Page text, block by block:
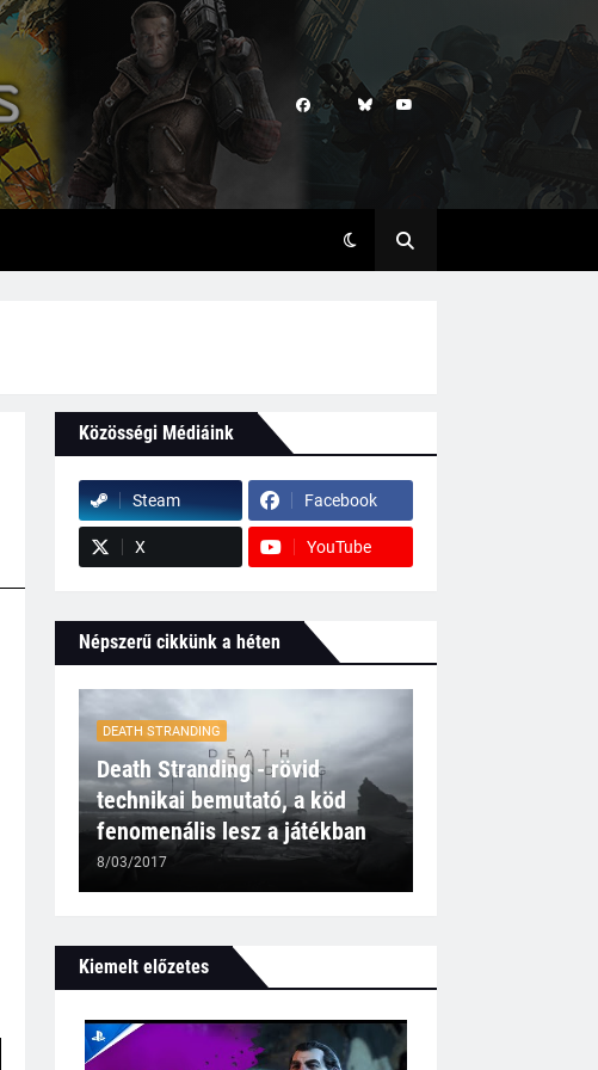
Közösségi Médiáink
Steam Facebook
X YouTube
Népszerű cikkünk a héten
DEATH STRANDING
Death Stranding - rövid
technikai bemutató, a köd
fenomenális lesz a játékban
8/03/2017
Kiemelt előzetes